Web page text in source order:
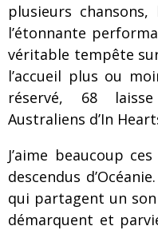
plusieurs
l’étonnante
véritable tempête
l’accueil plus ou
réservé, 68
Australiens d’In
J’aime beaucoup
descendus
qui partagent un
démarquent et